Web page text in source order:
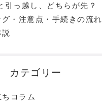
引っ越し、どちらが先？
グ・注意点・手続きの流れ
説
カテゴリー
ちコラム